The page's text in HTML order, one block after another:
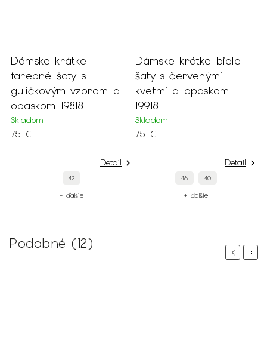
Dámske krátke
farebné šaty s
guličkovým vzorom a
opaskom 19818
Skladom
75 €
Detail
42
+ ďalšie
Dámske krátke biele
šaty s červenými
kvetmi a opaskom
19918
Skladom
75 €
Detail
46 40
+ ďalšie
Podobné (12)
PreviousNext